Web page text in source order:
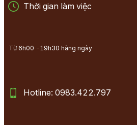
Thời gian làm việc
Từ 6h00 -19h30 hàng ngày
Hotline: 0983.422.797